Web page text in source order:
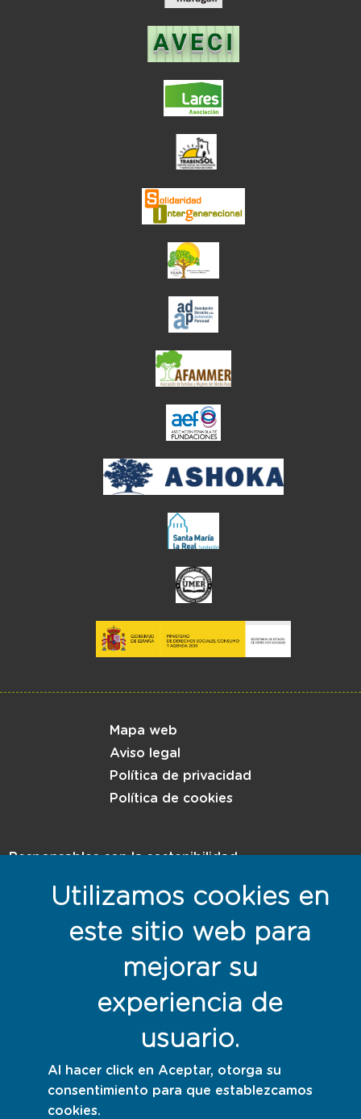
Mapa web
Aviso legal
Política de privacidad
Política de cookies
Responsables con la sostenibilidad
Utilizamos cookies en
este sitio web para
mejorar su
experiencia de
usuario.
Al hacer click en Aceptar, otorga su
consentimiento para que establezcamos
cookies.